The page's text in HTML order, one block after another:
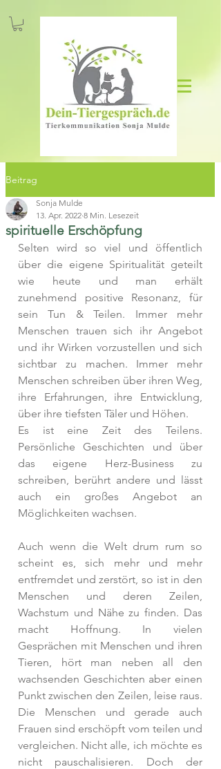
Beitrag
spirituelle Erschöpfung
Sonja Mulde
13. Apr. 2022 8 Min. Lesezeit
Selten wird so viel und öffentlich
über die eigene Spiritualität geteilt
wie heute und man erhält
zunehmend positive Resonanz, für
sein Tun & Teilen. Immer mehr
Menschen trauen sich ihr Angebot
und ihr Wirken vorzustellen und sich
sichtbar zu machen. Immer mehr
Menschen schreiben über ihren Weg,
ihre Erfahrungen, ihre Entwicklung,
über ihre tiefsten Täler und Höhen.
Es ist eine Zeit des Teilens.
Persönliche Geschichten und über
das eigene Herz-Business zu
schreiben, berührt andere und lässt
auch ein großes Angebot an
Möglichkeiten wachsen.
Auch wenn die Welt drum rum so
scheint es, sich mehr und mehr
entfremdet und zerstört, so ist in den
Menschen und deren Zeilen,
Wachstum und Nähe zu finden. Das
macht Hoffnung. In vielen
Gesprächen mit Menschen und ihren
Tieren, hört man neben all den
wachsenden Geschichten aber einen
Punkt zwischen den Zeilen, leise raus.
Die Menschen und gerade auch
Frauen sind erschöpft vom teilen und
vergleichen. Nicht alle, ich möchte es
nicht pauschalisieren. Doch der